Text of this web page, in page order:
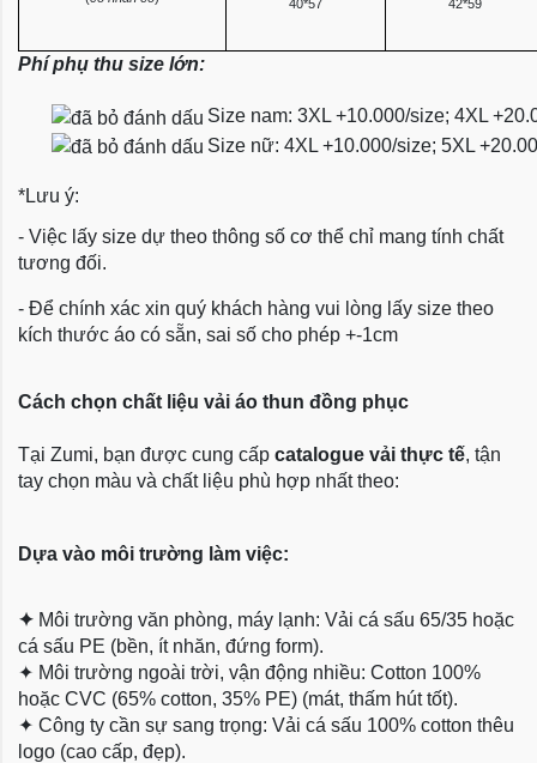
40*57 42*59
Phí phụ thu size lớn:
Size nam: 3XL +10.000/size; 4XL
Size nữ: 4XL +10.000/size; 5XL
*Lưu ý:
- Việc lấy size dự theo thông số cơ thể chỉ mang tính chất
tương đối.
- Để chính xác xin quý khách hàng vui lòng lấy size theo
kích thước áo có sẵn, sai số cho phép +-1cm
Cách chọn chất liệu vải áo thun đồng phục
Tại Zumi, bạn được cung cấp catalogue vải thực tế, tận
tay chọn màu và chất liệu phù hợp nhất theo:
Dựa vào môi trường làm việc:
✦ Môi trường văn phòng, máy lạnh: Vải cá sấu 65/35 hoặc
cá sấu PE (bền, ít nhăn, đứng form).
✦ Môi trường ngoài trời, vận động nhiều: Cotton 100%
hoặc CVC (65% cotton, 35% PE) (mát, thấm hút tốt).
✦ Công ty cần sự sang trọng: Vải cá sấu 100% cotton thêu
logo (cao cấp, đẹp).